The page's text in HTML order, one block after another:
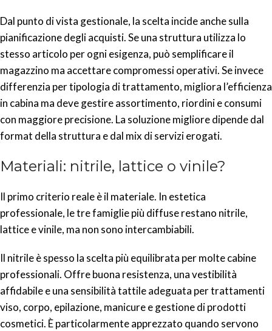
Dal punto di vista gestionale, la scelta incide anche sulla
pianificazione degli acquisti. Se una struttura utilizza lo
stesso articolo per ogni esigenza, può semplificare il
magazzino ma accettare compromessi operativi. Se invece
differenzia per tipologia di trattamento, migliora l’efficienza
in cabina ma deve gestire assortimento, riordini e consumi
con maggiore precisione. La soluzione migliore dipende dal
format della struttura e dal mix di servizi erogati.
Materiali: nitrile, lattice o vinile?
Il primo criterio reale è il materiale. In estetica
professionale, le tre famiglie più diffuse restano nitrile,
lattice e vinile, ma non sono intercambiabili.
Il nitrile è spesso la scelta più equilibrata per molte cabine
professionali. Offre buona resistenza, una vestibilità
affidabile e una sensibilità tattile adeguata per trattamenti
viso, corpo, epilazione, manicure e gestione di prodotti
cosmetici. È particolarmente apprezzato quando servono